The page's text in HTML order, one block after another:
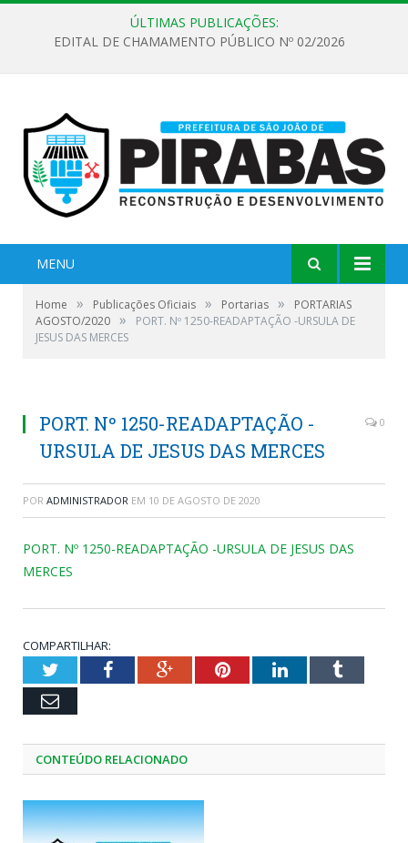
ÚLTIMAS PUBLICAÇÕES:
EDITAL DE CHAMAMENTO PÚBLICO Nº 02/2026
MENU
Home » Publicações Oficiais » Portarias »
PORTARIAS
AGOSTO/2020 »
PORT. Nº 1250-READAPTAÇÃO -URSULA DE
JESUS DAS MERCES
PORT. Nº 1250-READAPTAÇÃO -
URSULA DE JESUS DAS MERCES
0
POR ADMINISTRADOR EM 10 DE AGOSTO DE 2020
PORT. Nº 1250-READAPTAÇÃO -URSULA DE JESUS DAS
MERCES
COMPARTILHAR:
TwitterFacebookGoogle+PinterestLinkedInTumblr
Email
CONTEÚDO RELACIONADO